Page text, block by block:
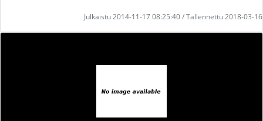
Julkaistu 2014-11-17 08:25:40 / Tallennettu 2018-03-16